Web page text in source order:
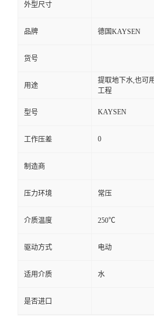
外型尺寸
品牌 德国KAYSEN
货号
用途
提取地下水,也可
工程
型号 KAYSEN
工作压差 0
制造商
压力环境 常压
介质温度 250℃
驱动方式 电动
适用介质 水
是否进口